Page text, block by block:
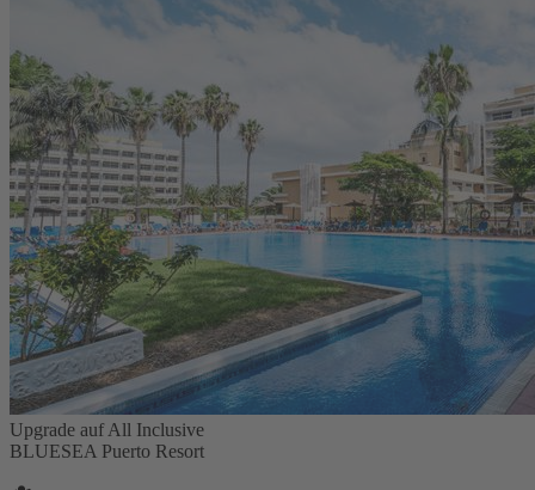
Upgrade auf All Inclusive
BLUESEA Puerto Resort